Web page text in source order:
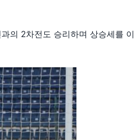
의 2차전도 승리하며 상승세를 이